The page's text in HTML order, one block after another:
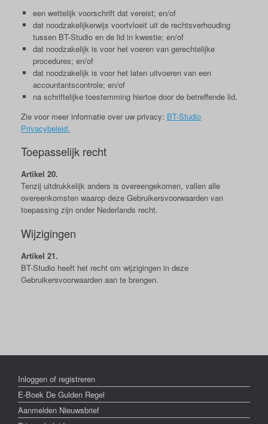
een wettelijk voorschrift dat vereist; en/of
dat noodzakelijkerwijs voortvloeit uit de rechtsverhouding
tussen BT-Studio en de lid in kwestie; en/of
dat noodzakelijk is voor het voeren van gerechtelijke
procedures; en/of
dat noodzakelijk is voor het laten uitvoeren van een
accountantscontrole; en/of
na schriftelijke toestemming hiertoe door de betreffende lid.
Zie voor meer informatie over uw privacy: BT-Studio
Privacybeleid.
Toepasselijk recht
Artikel 20.
Tenzij uitdrukkelijk anders is overeengekomen, vallen alle
overeenkomsten waarop deze Gebruikersvoorwaarden van
toepassing zijn onder Nederlands recht.
Wijzigingen
Artikel 21.
BT-Studio heeft het recht om wijzigingen in deze
Gebruikersvoorwaarden aan te brengen.
Inloggen of registreren
E-Boek De Gulden Regel
Aanmelden Nieuwsbrief